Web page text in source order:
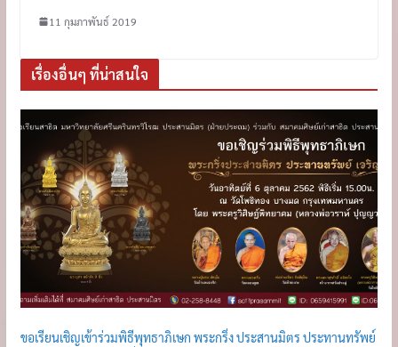
11 กุมภาพันธ์ 2019
เรื่องอื่นๆ ที่น่าสนใจ
ขอเรียนเชิญเข้าร่วมพิธีพุทธาภิเษก พระกริ่ง ประสานมิตร ประทานทรัพย์